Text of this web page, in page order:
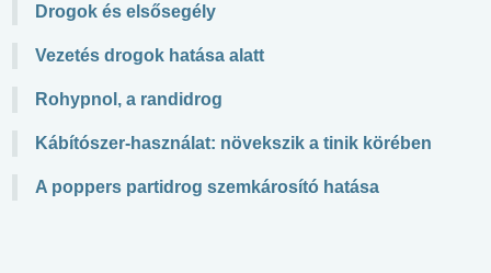
Drogok és elsősegély
Vezetés drogok hatása alatt
Rohypnol, a randidrog
Kábítószer-használat: növekszik a tinik körében
A poppers partidrog szemkárosító hatása